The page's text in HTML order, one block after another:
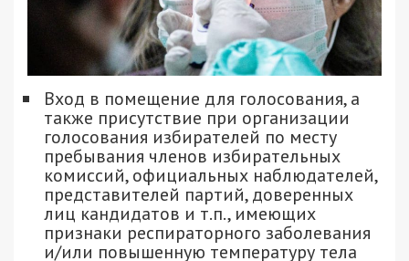
Вход в помещение для голосования, а
также присутствие при организации
голосования избирателей по месту
пребывания членов избирательных
комиссий, официальных наблюдателей,
представителей партий, доверенных
лиц кандидатов и т.п., имеющих
признаки респираторного заболевания
и/или повышенную температуру тела